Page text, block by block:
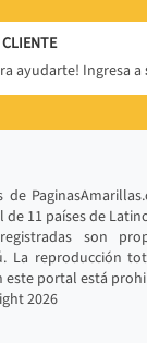
ayudarte! Ingresa a
11 países de
son
La reproducción
este portal está
2026